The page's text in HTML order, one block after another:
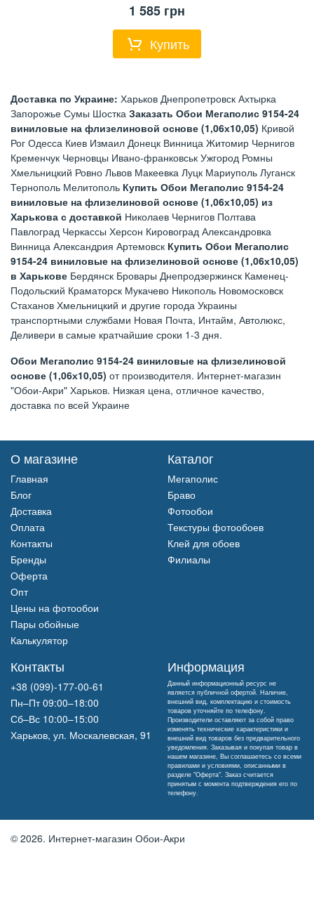
1 585 грн
Купить
Доставка по Украине: Харьков Днепропетровск Ахтырка
Запорожье Сумы Шостка Заказать Обои Мегаполис 9154-24
виниловые на флизелиновой основе (1,06х10,05) Кривой
Рог Одесса Киев Измаил Донецк Винница Житомир Чернигов
Кременчук Черновцы Ивано-франковськ Ужгород Ромны
Хмельницкий Ровно Львов Макеевка Луцк Мариуполь Луганск
Тернополь Мелитополь Купить Обои Мегаполис 9154-24
виниловые на флизелиновой основе (1,06х10,05) из
Харькова с доставкой Николаев Чернигов Полтава
Павлоград Черкассы Херсон Кировоград Александровка
Винница Александрия Артемовск Купить Обои Мегаполис
9154-24 виниловые на флизелиновой основе (1,06х10,05)
в Харькове Бердянск Бровары Днепродзержинск Каменец-
Подольский Краматорск Мукачево Никополь Новомосковск
Стаханов Хмельницкий и другие города Украины
транспортными службами Новая Почта, Интайм, Автолюкс,
Деливери в самые кратчайшие сроки 1-3 дня.
Обои Мегаполис 9154-24 виниловые на флизелиновой
основе (1,06х10,05) от производителя. Интернет-магазин
"Обои-Акри" Харьков. Низкая цена, отличное качество,
доставка по всей Украине
О магазине
Главная
Блог
Доставка
Оплата
Контакты
Бренды
Оферта
Опт
Цены на фотообои
Пары обойные
Калькулятор
Каталог
Мегаполис
Браво
Фотообои
Текстуры фотообоев
Клей для обоев
Филиалы
Контакты
+38 (099)-177-00-61
Пн–Пт 09:00–18:00
Сб–Вс 10:00–15:00
Харьков, ул. Москалевская, 91
Информация
Данный информационный ресурс не
является публичной офертой. Наличие,
внешний вид, комплектацию и стоимость
товаров уточняйте по телефону.
Производители оставляют за собой право
изменять технические характеристики и
внешний вид товаров без предварительного
уведомления. Заказывая и покупая товар в
нашем магазине, Вы соглашаетесь со всеми
правилами и условиями, описанными в
разделе "Оферта". Заказ считается
принятым с момента подтверждения его по
телефону.
© 2026. Интернет-магазин Обои-Акри